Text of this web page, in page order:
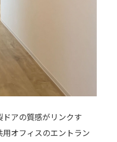
ドアの質感がリンクす
オフィスのエントラン